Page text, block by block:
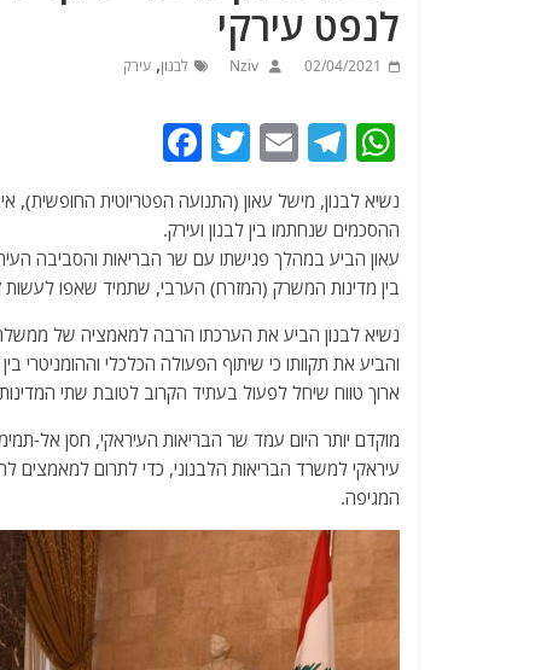
לנפט עירקי
02/04/2021
Nziv לבנון, עירק
W
h
at
s
A
p
p
T
el
e
g
ra
m
E
ai
l
T
itt
er
c
e
b
o
o
k
ההסכמים שנחתמו בין לבנון ועירק.
עאון הביע במהלך פגישתו עם שר הבריאות והסביבה
בין מדינות המשרק (המזרח) הערבי, שתמיד שאפו לעשות
נשיא לבנון הביע את הערכתו הרבה למאמציה של ממשלת
והביע את תקוותו כי שיתוף הפעולה הכלכלי
ארוך טווח שיחל לפעול בעתיד הקרוב לטובת שתי
מוקדם יותר היום עמד שר הבריאות העיראקי, חסן אל-
עיראקי למשרד הבריאות הלבנוני, כדי לתרום למאמצים
המגיפה.